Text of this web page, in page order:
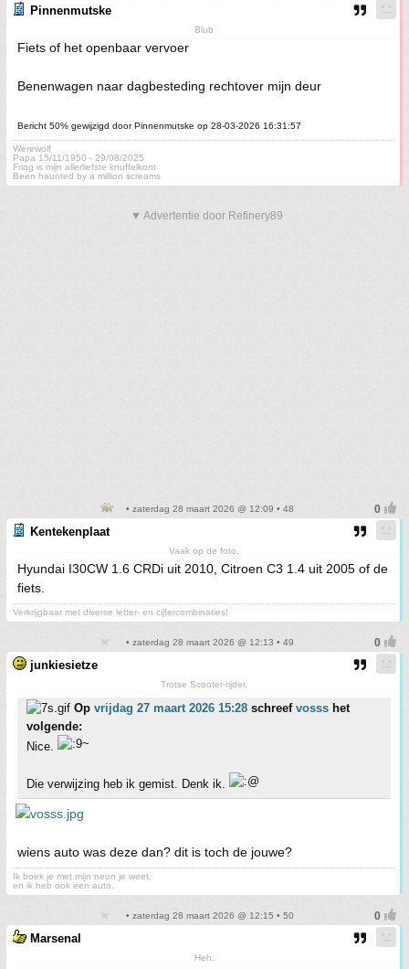
Pinnenmutske
Blub
Fiets of het openbaar vervoer
Benenwagen naar dagbesteding rechtover mijn deur
Bericht 50% gewijzigd door Pinnenmutske op 28-03-2026 16:31:57
Werewolf
Papa 15/11/1950 - 29/08/2025
Fring is mijn allerliefste knuffelkont
Been haunted by a million screams
▼ Advertentie door Refinery89
• zaterdag 28 maart 2026 @ 12:09 • 48
Kentekenplaat
Vaak op de foto.
Hyundai I30CW 1.6 CRDi uit 2010, Citroen C3 1.4 uit 2005 of de
fiets.
Verkrijgbaar met diverse letter- en cijfercombinaties!
• zaterdag 28 maart 2026 @ 12:13 • 49
junkiesietze
Trotse Scooter-rijder.
Op vrijdag 27 maart 2026 15:28 schreef vosss het
volgende:
Nice.
Die verwijzing heb ik gemist. Denk ik.
wiens auto was deze dan? dit is toch de jouwe?
Ik boek je met mijn neon je weet.
en ik heb ook een auto.
• zaterdag 28 maart 2026 @ 12:15 • 50
Marsenal
Heh.